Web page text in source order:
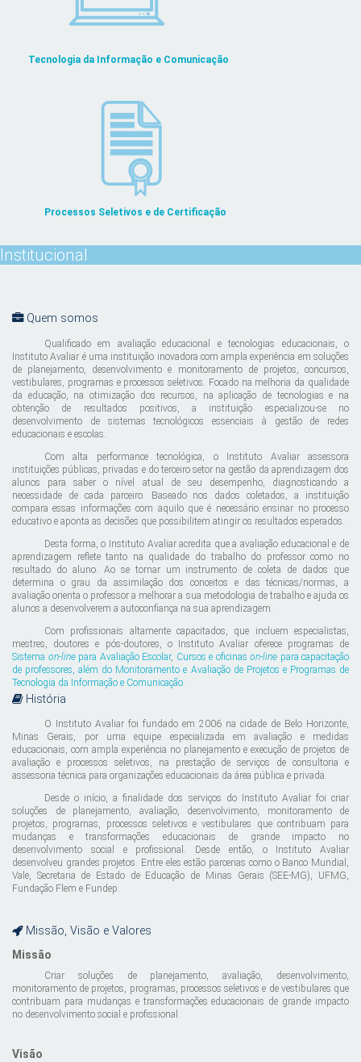
Tecnologia da Informação e Comunicação
Processos Seletivos e de Certificação
Institucional
Quem somos
Qualificado em avaliação educacional e tecnologias educacionais, o
Instituto Avaliar é uma instituição inovadora com ampla experiência em soluções
de planejamento, desenvolvimento e monitoramento de projetos, concursos,
vestibulares, programas e processos seletivos. Focado na melhoria da qualidade
da educação, na otimização dos recursos, na aplicação de tecnologias e na
obtenção de resultados positivos, a instituição especializou-se no
desenvolvimento de sistemas tecnológicos essenciais à gestão de redes
educacionais e escolas.
Com alta performance tecnológica, o Instituto Avaliar assessora
instituições públicas, privadas e do terceiro setor na gestão da aprendizagem dos
alunos para saber o nível atual de seu desempenho, diagnosticando a
necessidade de cada parceiro. Baseado nos dados coletados, a instituição
compara essas informações com aquilo que é necessário ensinar no processo
educativo e aponta as decisões que possibilitem atingir os resultados esperados.
Desta forma, o Instituto Avaliar acredita que a avaliação educacional e de
aprendizagem reflete tanto na qualidade do trabalho do professor como no
resultado do aluno. Ao se tornar um instrumento de coleta de dados que
determina o grau da assimilação dos conceitos e das técnicas/normas, a
avaliação orienta o professor a melhorar a sua metodologia de trabalho e ajuda os
alunos a desenvolverem a autoconfiança na sua aprendizagem.
Com profissionais altamente capacitados, que incluem especialistas,
mestres, doutores e pós-doutores, o Instituto Avaliar oferece programas de
Sistema on-linepara Avaliação Escolar, Cursos e oficinas on-line para capacitação
de professores , além do Monitoramento e Avaliação de Projetos e Programas de
Tecnologia da Informação e Comunicação
História
O Instituto Avaliar foi fundado em 2006 na cidade de Belo Horizonte,
Minas Gerais, por uma equipe especializada em avaliação e medidas
educacionais, com ampla experiência no planejamento e execução de projetos de
avaliação e processos seletivos, na prestação de serviços de consultoria e
assessoria técnica para organizações educacionais da área pública e privada.
Desde o início, a finalidade dos serviços do Instituto Avaliar foi criar
soluções de planejamento, avaliação, desenvolvimento, monitoramento de
projetos, programas, processos seletivos e vestibulares que contribuam para
mudanças e transformações educacionais de grande impacto no
desenvolvimento social e profissional. Desde então, o Instituto Avaliar
desenvolveu grandes projetos. Entre eles estão parcerias como o Banco Mundial,
Vale, Secretaria de Estado de Educação de Minas Gerais (SEE-MG), UFMG,
Fundação Flem e Fundep.
Missão, Visão e Valores
Missão
Criar soluções de planejamento, avaliação, desenvolvimento,
monitoramento de projetos, programas, processos seletivos e de vestibulares que
contribuam para mudanças e transformações educacionais de grande impacto
no desenvolvimento social e profissional.
Visão